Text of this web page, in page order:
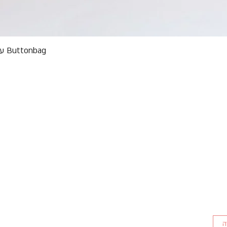
Buttonbag ערכת סריגה לילדים מבצע אריזות פגומות